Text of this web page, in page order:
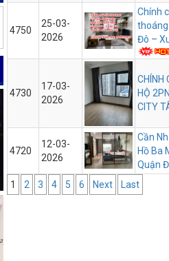
4750
25-03-
2026
Chính
thoáng
Đô –
4730
17-03-
2026
CHÍNH
HỘ
CITY
4720
12-03-
2026
Cần
Hồ Ba
Quận
1
2 3 4 5 6 Next Last